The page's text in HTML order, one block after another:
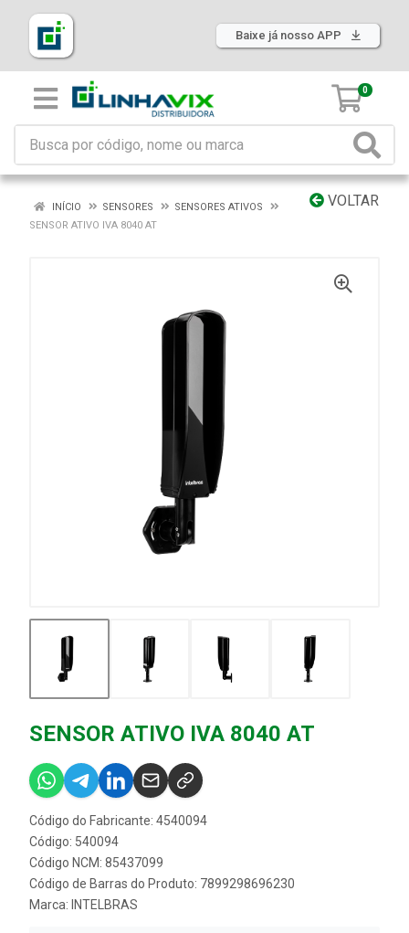
Baixe já nosso APP
0
VOLTAR
INÍCIO SENSORES
SENSORES ATIVOS
SENSOR ATIVO IVA 8040 AT
SENSOR ATIVO IVA 8040 AT
Código do Fabricante: 4540094
Código: 540094
Código NCM: 85437099
Código de Barras do Produto: 7899298696230
Marca: INTELBRAS